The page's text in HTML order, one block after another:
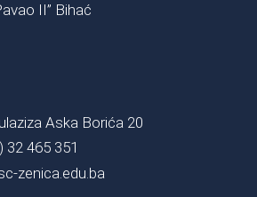
II” Bihać
Aska Borića 20
32 465 351
zenica.edu.ba